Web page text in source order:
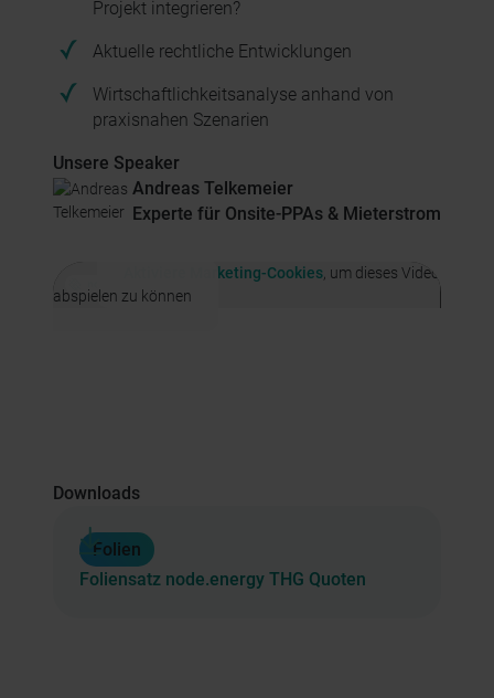
Projekt integrieren?
Aktuelle rechtliche Entwicklungen
Wirtschaftlichkeitsanalyse anhand von
praxisnahen Szenarien
Unsere Speaker
Andreas Telkemeier
Experte für Onsite-PPAs & Mieterstrom
Aktiviere Marketing-Cookies , um dieses Video
abspielen zu können
Downloads
Folien
Foliensatz node.energy THG Quoten